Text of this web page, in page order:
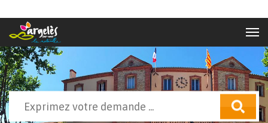
Formulaire de recherche